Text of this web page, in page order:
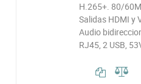
H.265+. 80/
Salidas HDMI y
Audio
RJ45, 2 USB,